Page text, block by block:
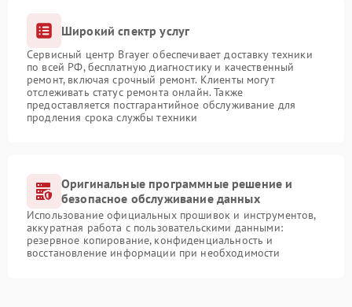
Широкий спектр услуг
Сервисный центр Brayer обеспечивает доставку техники
по всей РФ, бесплатную диагностику и качественный
ремонт, включая срочный ремонт. Клиенты могут
отслеживать статус ремонта онлайн. Также
предоставляется постгарантийное обслуживание для
продления срока службы техники
Оригинальные программные решение и
безопасное обслуживание данных
Использование официальных прошивок и инструментов,
аккуратная работа с пользовательскими данными:
резервное копирование, конфиденциальность и
восстановление информации при необходимости